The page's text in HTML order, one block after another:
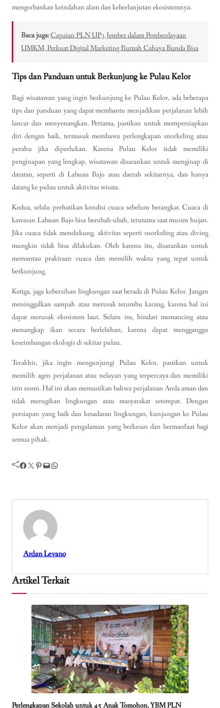
mengorbankan keindahan alam dan keberlanjutan ekosistemnya.
Baca juga:Capaian PLN UP3 Jember dalam Pemberdayaan
UMKM, Perkuat Digital Marketing Rumah Cahaya Bunda Bisa
Tips dan Panduan untuk Berkunjung ke Pulau Kelor
Bagi wisatawan yang ingin berkunjung ke Pulau Kelor, ada beberapa
tips dan panduan yang dapat membantu menjadikan perjalanan lebih
lancar dan menyenangkan. Pertama, pastikan untuk mempersiapkan
diri dengan baik, termasuk membawa perlengkapan snorkeling atau
perahu jika diperlukan. Karena Pulau Kelor tidak memiliki
penginapan yang lengkap, wisatawan disarankan untuk menginap di
daratan, seperti di Labuan Bajo atau daerah sekitarnya, dan hanya
datang ke pulau untuk aktivitas wisata.
Kedua, selalu perhatikan kondisi cuaca sebelum berangkat. Cuaca di
kawasan Labuan Bajo bisa berubah-ubah, terutama saat musim hujan.
Jika cuaca tidak mendukung, aktivitas seperti snorkeling atau diving
mungkin tidak bisa dilakukan. Oleh karena itu, disarankan untuk
memantau prakiraan cuaca dan memilih waktu yang tepat untuk
berkunjung.
Ketiga, jaga kebersihan lingkungan saat berada di Pulau Kelor. Jangan
meninggalkan sampah atau merusak terumbu karang, karena hal ini
dapat merusak ekosistem laut. Selain itu, hindari memancing atau
menangkap ikan secara berlebihan, karena dapat mengganggu
keseimbangan ekologis di sekitar pulau.
Terakhir, jika ingin mengunjungi Pulau Kelor, pastikan untuk
memilih agen perjalanan atau nelayan yang terpercaya dan memiliki
izin resmi. Hal ini akan memastikan bahwa perjalanan Anda aman dan
tidak merugikan lingkungan atau masyarakat setempat. Dengan
persiapan yang baik dan kesadaran lingkungan, kunjungan ke Pulau
Kelor akan menjadi pengalaman yang berkesan dan bermanfaat bagi
semua pihak.
Facebook Twitter Pinterest Mail WhatsApp
Ardan Levano
Artikel Terkait
Daerah
Perlengkapan Sekolah untuk 45 Anak Tomohon, YBM PLN